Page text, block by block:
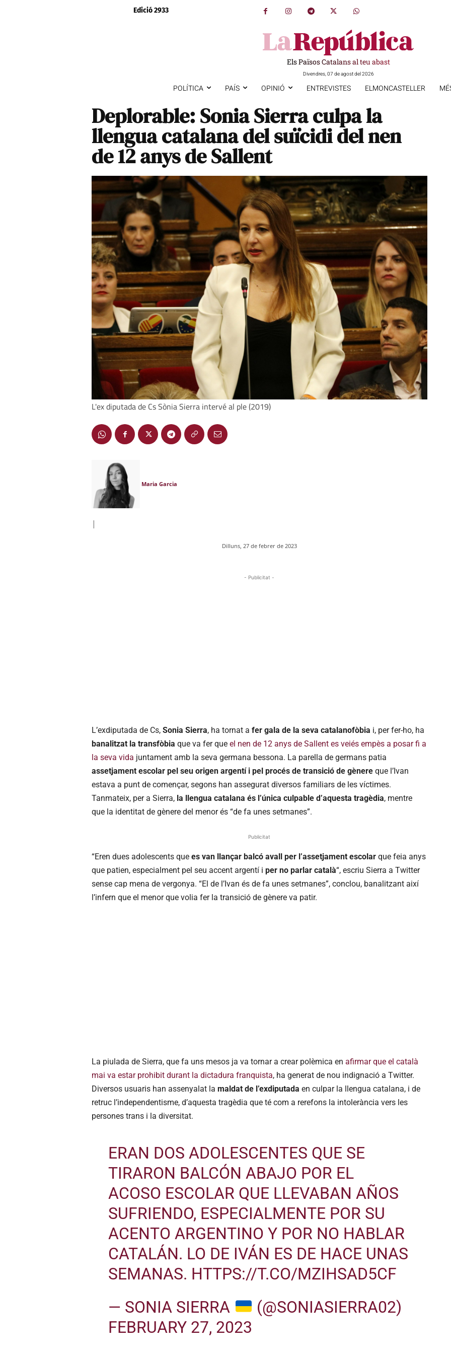
Edició 2933
Els Països Catalans al teu abast
Divendres, 07 de agost del 2026
POLÍTICA PAÍS OPINIÓ ENTREVISTES ELMONCASTELLER
Deplorable: Sonia Sierra culpa la
llengua catalana del suïcidi del nen
de 12 anys de Sallent
L'ex diputada de Cs Sònia Sierra intervé al ple (2019)
Maria Garcia
|
Dilluns, 27 de febrer de 2023
- Publicitat -
L’exdiputada de Cs, Sonia Sierra, ha tornat a fer gala de la seva catalanofòbia i, per fer-ho, ha
banalitzat la transfòbia que va fer que el nen de 12 anys de Sallent es veiés empès a posar fi a
la seva vida juntament amb la seva germana bessona. La parella de germans patia
assetjament escolar pel seu origen argentí i pel procés de transició de gènere que l’Ivan
estava a punt de començar, segons han assegurat diversos familiars de les víctimes.
Tanmateix, per a Sierra, la llengua catalana és l’única culpable d’aquesta tragèdia, mentre
que la identitat de gènere del menor és “de fa unes setmanes”.
Publicitat
“Eren dues adolescents que es van llançar balcó avall per l’assetjament escolar que feia anys
que patien, especialment pel seu accent argentí i per no parlar català“, escriu Sierra a Twitter
sense cap mena de vergonya. “El de l’Ivan és de fa unes setmanes”, conclou, banalitzant així
l’infern que el menor que volia fer la transició de gènere va patir.
La piulada de Sierra, que fa uns mesos ja va tornar a crear polèmica en afirmar que el català
mai va estar prohibit durant la dictadura franquista, ha generat de nou indignació a Twitter.
Diversos usuaris han assenyalat la maldat de l’exdiputada en culpar la llengua catalana, i de
retruc l’independentisme, d’aquesta tragèdia que té com a rerefons la intolerància vers les
persones trans i la diversitat.
ERAN DOS ADOLESCENTES QUE SE
TIRARON BALCÓN ABAJO POR EL
ACOSO ESCOLAR QUE LLEVABAN AÑOS
SUFRIENDO, ESPECIALMENTE POR SU
ACENTO ARGENTINO Y POR NO HABLAR
CATALÁN. LO DE IVÁN ES DE HACE UNAS
SEMANAS. HTTPS://T.CO/MZIHSAD5CF
— SONIA SIERRA
(@SONIASIERRA02)
FEBRUARY 27, 2023